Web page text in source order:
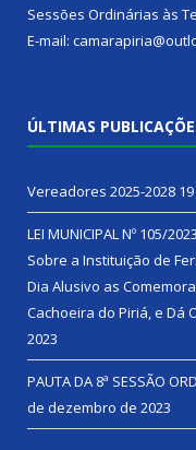
Sessões Ordinárias às
E-mail:
ÚLTIMAS
Vereadores 2025-2028
LEI MUNICIPAL Nº 105/
Sobre a Instituição de
Dia Alusivo as
Cachoeira do Piriá, e Dá
2023
PAUTA DA 8ª SESSÃO
de dezembro de 2023